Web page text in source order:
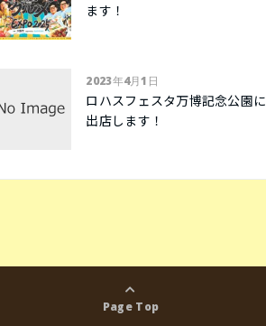
ます！
2023年4月1日
ロハスフェスタ万博記念公園に
出店します！
Page Top